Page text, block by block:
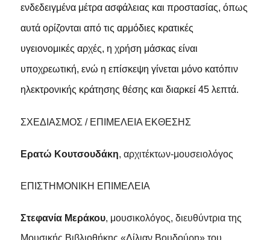
ενδεδειγμένα μέτρα ασφάλειας και προστασίας, όπως
αυτά ορίζονται από τις αρμόδιες κρατικές
υγειονομικές αρχές, η χρήση μάσκας είναι
υποχρεωτική, ενώ η επίσκεψη γίνεται μόνο κατόπιν
ηλεκτρονικής κράτησης θέσης και διαρκεί 45 λεπτά.
ΣΧΕΔΙΑΣΜΟΣ / ΕΠΙΜΕΛΕΙΑ ΕΚΘΕΣΗΣ
Ερατώ Κουτσουδάκη, αρχιτέκτων-μουσειολόγος
ΕΠΙΣΤΗΜΟΝΙΚΗ ΕΠΙΜΕΛΕΙΑ
Στεφανία Μεράκου, μουσικολόγος, διευθύντρια της
Μουσικής Βιβλιοθήκης «Λίλιαν Βουδούρη» του